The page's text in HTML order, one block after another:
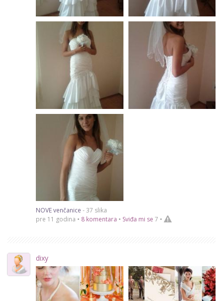
NOVE venčanice - 37 slika
pre 11 godina • 8 komentara • Sviđa mi se 7 •
dixy